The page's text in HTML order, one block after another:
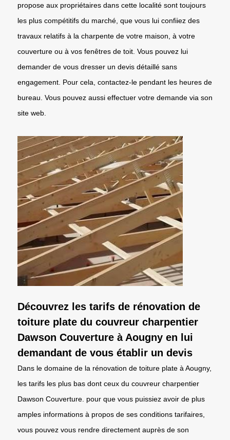
propose aux propriétaires dans cette localité sont toujours
les plus compétitifs du marché, que vous lui confiiez des
travaux relatifs à la charpente de votre maison, à votre
couverture ou à vos fenêtres de toit. Vous pouvez lui
demander de vous dresser un devis détaillé sans
engagement. Pour cela, contactez-le pendant les heures de
bureau. Vous pouvez aussi effectuer votre demande via son
site web.
Découvrez les tarifs de rénovation de
toiture plate du couvreur charpentier
Dawson Couverture à Aougny en lui
demandant de vous établir un devis
Dans le domaine de la rénovation de toiture plate à Aougny,
les tarifs les plus bas dont ceux du couvreur charpentier
Dawson Couverture. pour que vous puissiez avoir de plus
amples informations à propos de ses conditions tarifaires,
vous pouvez vous rendre directement auprès de son